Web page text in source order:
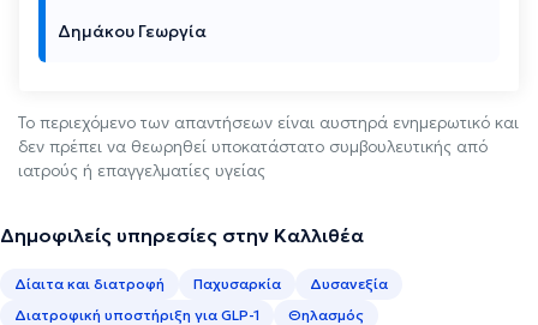
Δημάκου Γεωργία
Το περιεχόμενο των απαντήσεων είναι αυστηρά ενημερωτικό και
δεν πρέπει να θεωρηθεί υποκατάστατο συμβουλευτικής από
ιατρούς ή επαγγελματίες υγείας
Δημοφιλείς υπηρεσίες στην Καλλιθέα
Δίαιτα και διατροφή Παχυσαρκία
Δυσανεξία
Διατροφική υποστήριξη για GLP-1
Θηλασμός